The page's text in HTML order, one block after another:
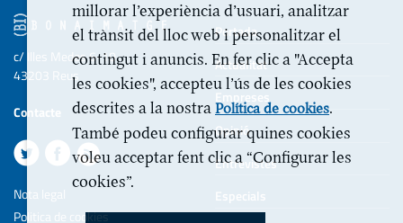
Portada
Actualitat
Empreses
Opinió
Entrevistes
Especials
c/ Illes Medes 6-10
43203 Reus
Contacte
Nota legal
Politica de cookies
millorar l’experiència d’usuari, analitzar
el trànsit del lloc web i personalitzar el
contingut i anuncis. En fer clic a "Accepta
les cookies", accepteu l’ús de les cookies
descrites a la nostra Política de cookies.
També podeu configurar quines cookies
voleu acceptar fent clic a “Configurar les
cookies”.